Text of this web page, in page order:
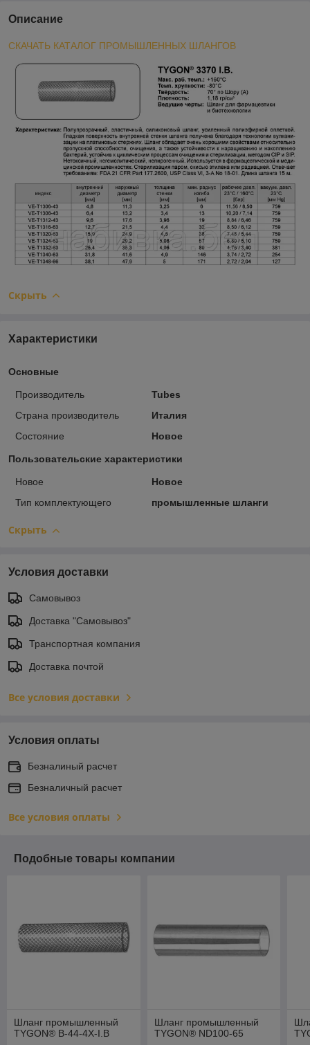
Описание
СКАЧАТЬ КАТАЛОГ ПРОМЫШЛЕННЫХ ШЛАНГОВ
Скрыть
Характеристики
Основные
Производитель
Tubes
Страна производитель
Италия
Состояние
Новое
Пользовательские характеристики
Новое
Новое
Тип комплектующего
промышленные шланги
Скрыть
Условия доставки
Самовывоз
Доставка "Самовывоз"
Транспортная компания
Доставка почтой
Все условия доставки
Условия оплаты
Безналиный расчет
Безналичный расчет
Все условия оплаты
Подобные товары компании
Шланг промышленный
TYGON® B-44-4X-I.B
Шланг промышленный
TYGON® ND100-65